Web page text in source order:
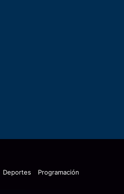
Deportes Programación